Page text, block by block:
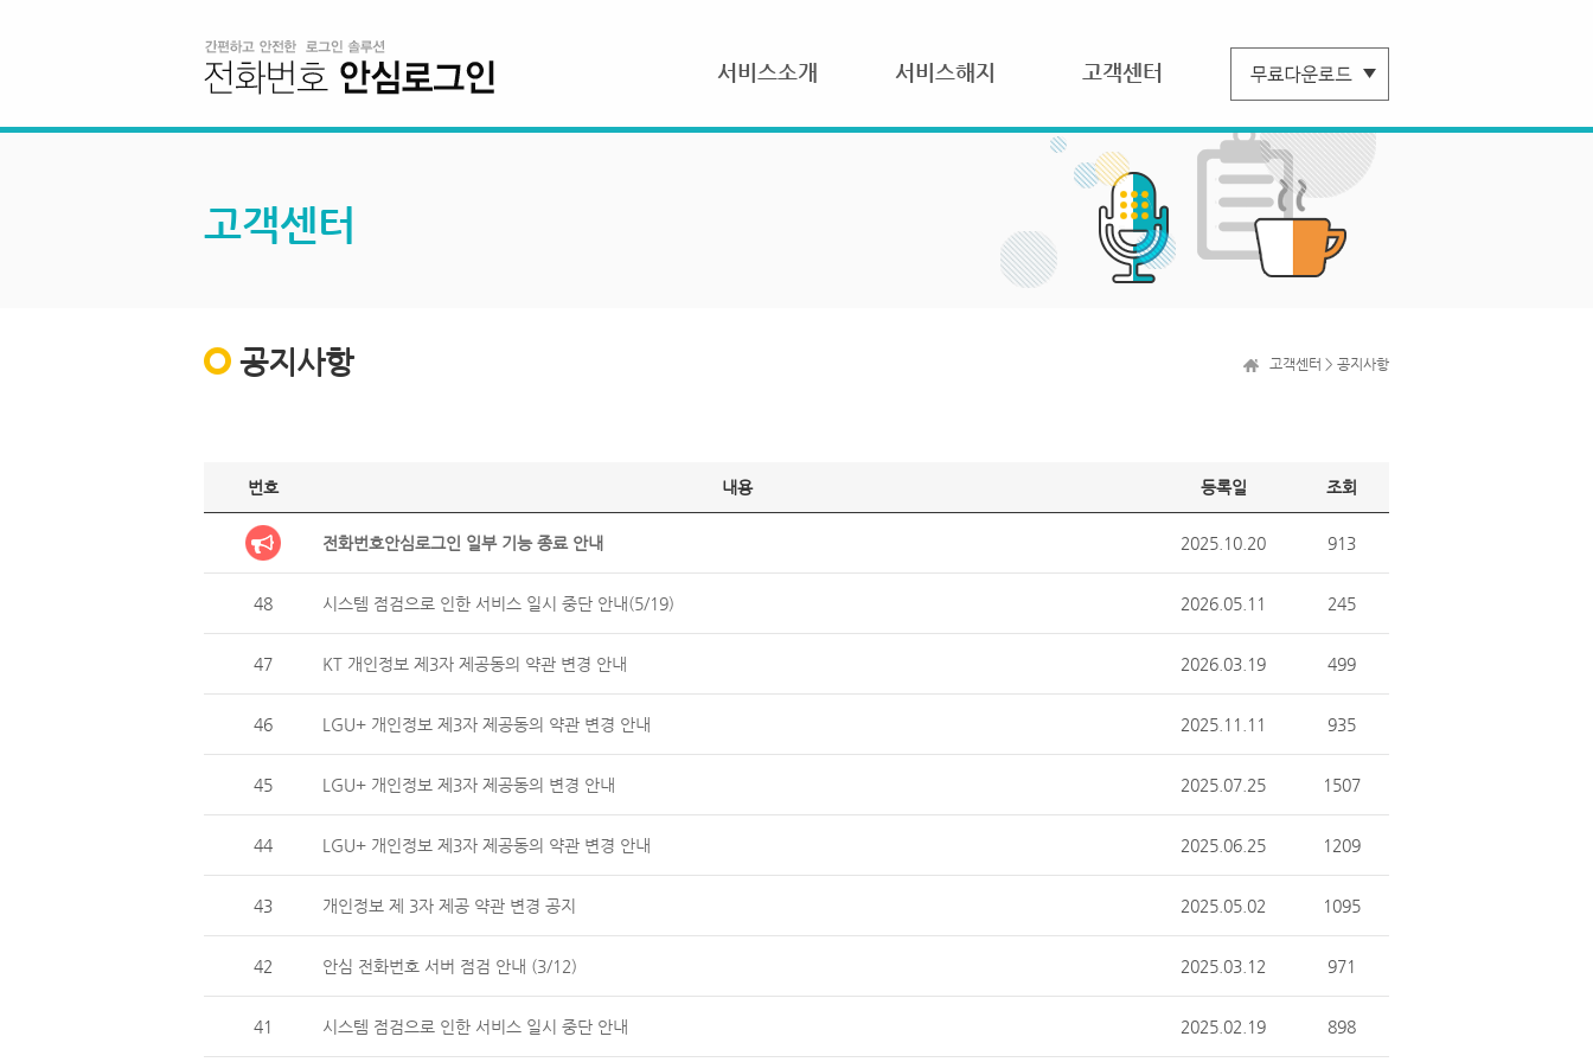
서비스소개 서비스해지 고객센터
고객센터
공지사항 고객센터 > 공지사항
번호 내용 등록일 조회
전화번호안심로그인 일부 기능 종료 안내 2025.10.20 913
48 시스템 점검으로 인한 서비스 일시 중단 안내(5/19) 2026.05.11 245
47 KT 개인정보 제3자 제공동의 약관 변경 안내 2026.03.19 499
46 LGU+ 개인정보 제3자 제공동의 약관 변경 안내 2025.11.11 935
45 LGU+ 개인정보 제3자 제공동의 변경 안내 2025.07.25 1507
44 LGU+ 개인정보 제3자 제공동의 약관 변경 안내 2025.06.25 1209
43 개인정보 제 3자 제공 약관 변경 공지 2025.05.02 1095
42 안심 전화번호 서버 점검 안내 (3/12) 2025.03.12 971
41 시스템 점검으로 인한 서비스 일시 중단 안내 2025.02.19 898